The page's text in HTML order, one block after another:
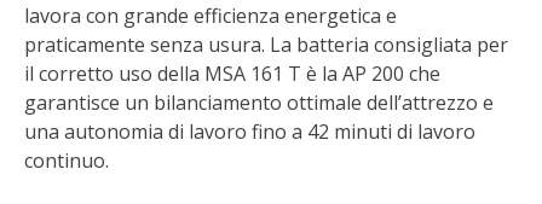
PELLENC
MEDICINA DEI SEMPLICI
SCONTI NOVEMBRE
lavora con grande efficienza energetica e
praticamente senza usura. La batteria consigliata per
il corretto uso della MSA 161 T è la AP 200 che
garantisce un bilanciamento ottimale dell’attrezzo e
una autonomia di lavoro fino a 42 minuti di lavoro
continuo.